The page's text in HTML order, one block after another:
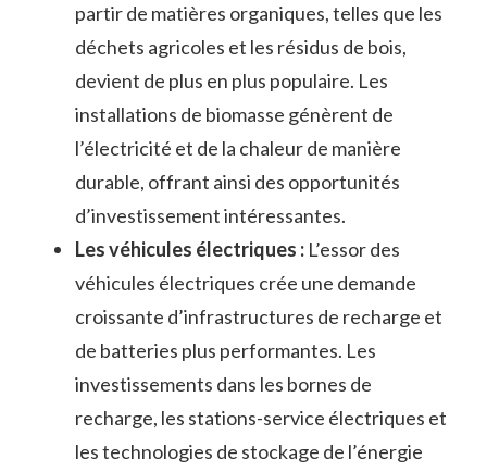
partir de⁤ matières organiques, telles que⁢ les
déchets agricoles et les résidus de bois,
devient de plus en ⁢plus populaire. Les
installations de biomasse génèrent de
l’électricité et de la chaleur de manière
durable, offrant ainsi ​des‌ opportunités
d’investissement intéressantes.
Les véhicules électriques ​: L’essor des
véhicules électriques crée une demande
croissante d’infrastructures ​de recharge et
de⁣ batteries plus performantes. Les ​
investissements dans les bornes ⁣de
‌recharge, ​les stations-service⁢ électriques⁤ et
les⁣ technologies‍ de stockage de l’énergie